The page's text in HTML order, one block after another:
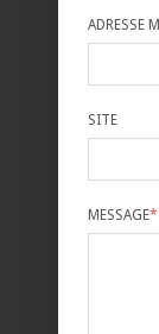
ADRESSE
SITE
MESSAGE*